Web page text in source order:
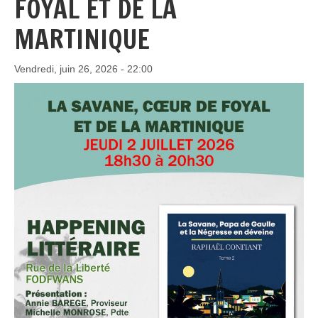
FOYAL ET DE LA
MARTINIQUE
Vendredi, juin 26, 2026 - 22:00